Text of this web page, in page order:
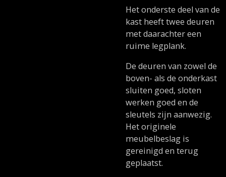
Het onderste deel van de
kast heeft twee deuren
met daarachter een
ruime legplank.
De deuren van zowel de
boven- als de onderkast
sluiten goed, sloten
werken goed en de
sleutels zijn aanwezig.
Het originele
meubelbeslag is
gereinigd en terug
geplaatst.